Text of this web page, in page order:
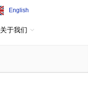
English
关于我们